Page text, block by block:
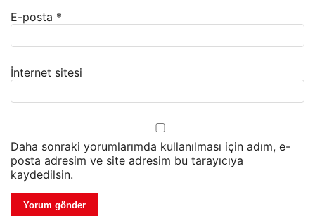
E-posta *
İnternet sitesi
Daha sonraki yorumlarımda kullanılması için adım, e-
posta adresim ve site adresim bu tarayıcıya
kaydedilsin.